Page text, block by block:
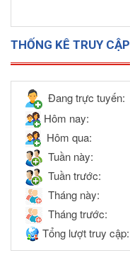
THỐNG KÊ TRUY CẬP
Đang trực tuyến:
Hôm nay:
Hôm qua:
Tuần này:
Tuần trước:
Tháng này:
Tháng trước:
Tổng lượt truy cập: